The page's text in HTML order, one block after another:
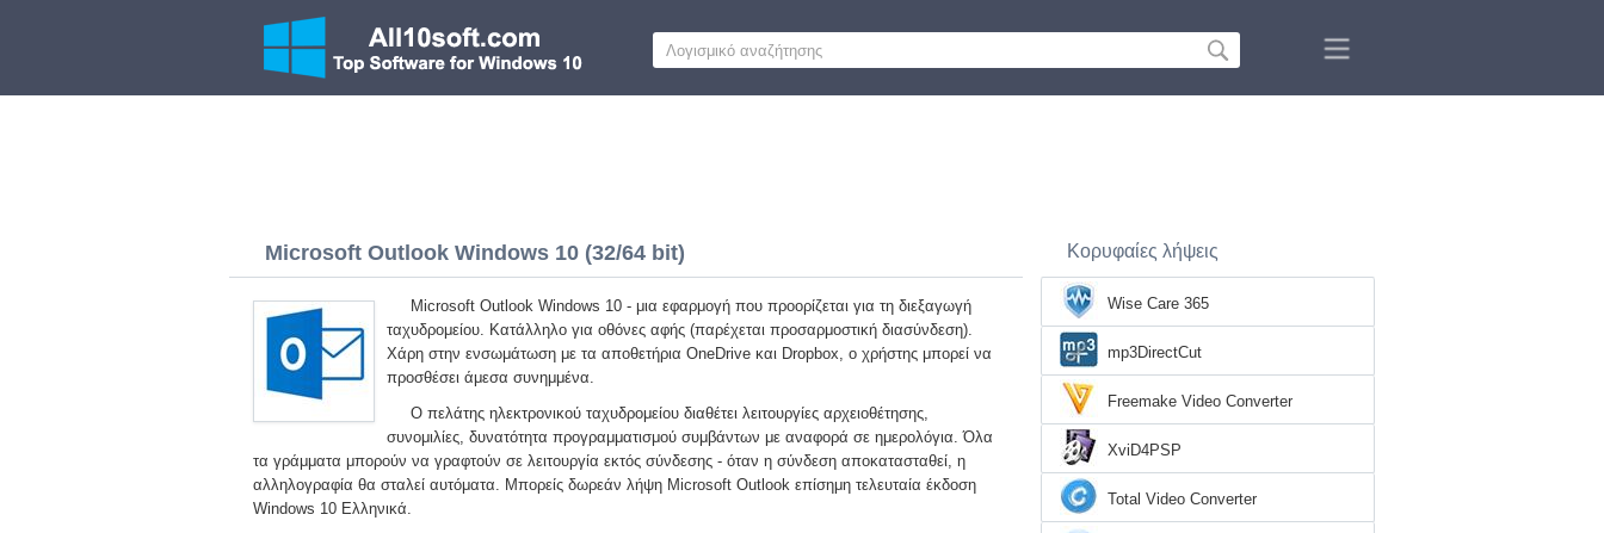
Microsoft Outlook Windows 10 (32/64 bit)
Microsoft Outlook Windows 10 - μια εφαρμογή που προορίζεται για τη διεξαγωγή
ταχυδρομείου. Κατάλληλο για οθόνες αφής (παρέχεται προσαρμοστική διασύνδεση).
Χάρη στην ενσωμάτωση με τα αποθετήρια OneDrive και Dropbox, ο χρήστης μπορεί να
προσθέσει άμεσα συνημμένα.
Ο πελάτης ηλεκτρονικού ταχυδρομείου διαθέτει λειτουργίες αρχειοθέτησης,
συνομιλίες, δυνατότητα προγραμματισμού συμβάντων με αναφορά σε ημερολόγια. Όλα
τα γράμματα μπορούν να γραφτούν σε λειτουργία εκτός σύνδεσης - όταν η σύνδεση αποκατασταθεί, η
αλληλογραφία θα σταλεί αυτόματα. Μπορείς δωρεάν λήψη Microsoft Outlook επίσημη τελευταία έκδοση
Windows 10 Ελληνικά.
Κορυφαίες λήψεις
Wise Care 365
mp3DirectCut
Freemake Video Converter
XviD4PSP
Total Video Converter